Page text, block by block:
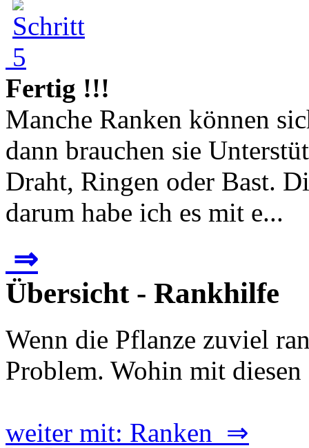
Fertig !!!
Manche Ranken können
dann brauchen sie
Draht, Ringen oder Bast.
darum habe ich es mit e...
⇒
Übersicht - Rankhilfe
Wenn die Pflanze zuviel
Problem. Wohin mit diesen
weiter mit: Ranken ⇒